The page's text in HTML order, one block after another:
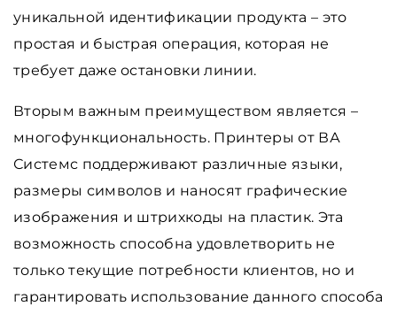
уникальной идентификации продукта – это
простая и быстрая операция, которая не
требует даже остановки линии.
Вторым важным преимуществом является –
многофункциональность. Принтеры от ВА
Системс поддерживают различные языки,
размеры символов и наносят графические
изображения и штрихкоды на пластик. Эта
возможность способна удовлетворить не
только текущие потребности клиентов, но и
гарантировать использование данного способа